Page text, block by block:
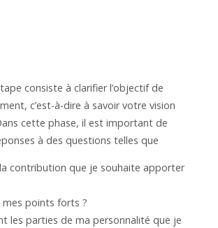
consiste à clarifier l’objectif de
c’est-à-dire à savoir votre vision
cette phase, il est important de
à des questions telles que
contribution que je souhaite apporter
mes points forts ?
les parties de ma personnalité que je